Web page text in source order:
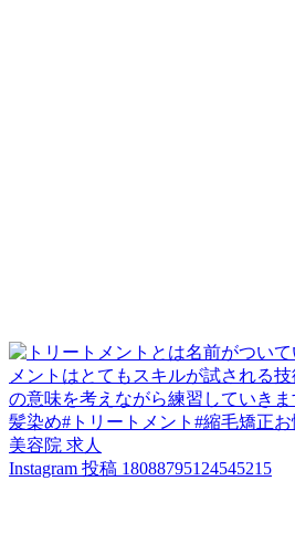
Instagram 投稿 18088795124545215